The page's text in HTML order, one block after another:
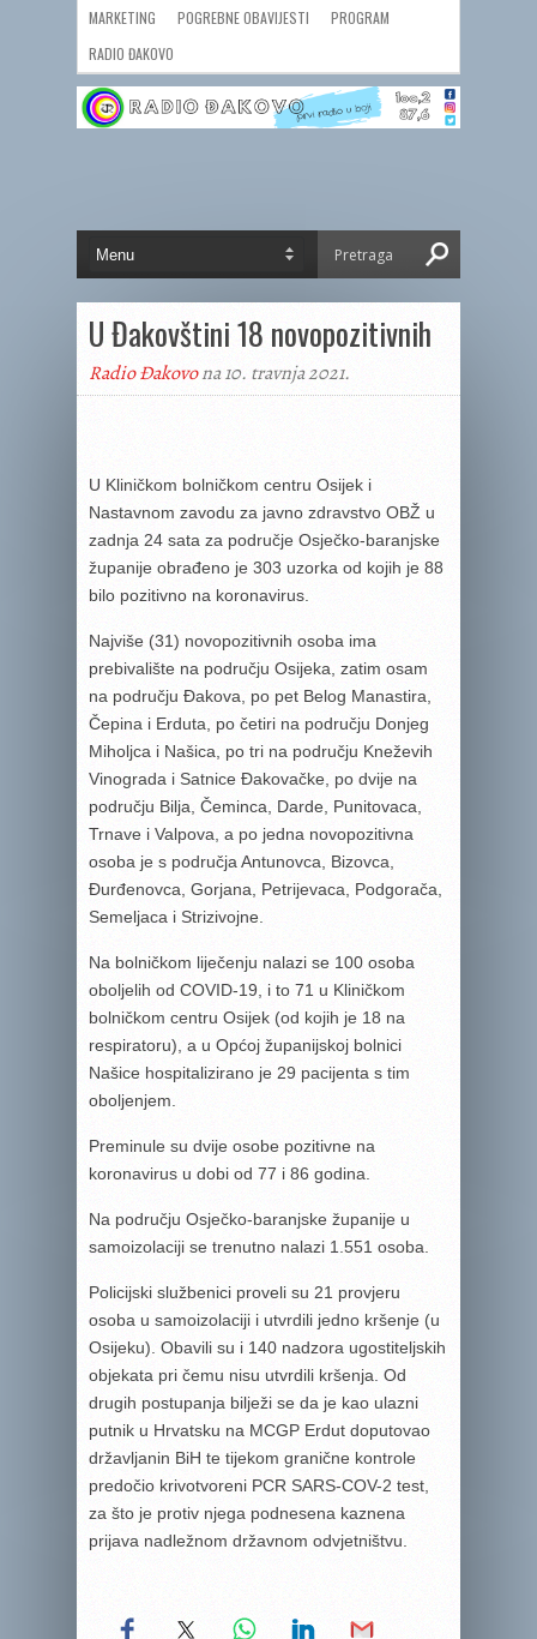
MARKETING POGREBNE OBAVIJESTI
PROGRAM
RADIO ĐAKOVO
U Đakovštini 18 novopozitivnih
Radio Đakovona 10. travnja 2021.
U Kliničkom bolničkom centru Osijek i
Nastavnom zavodu za javno zdravstvo OBŽ u
zadnja 24 sata za područje Osječko-baranjske
županije obrađeno je 303 uzorka od kojih je 88
bilo pozitivno na koronavirus.
Najviše (31) novopozitivnih osoba ima
prebivalište na području Osijeka, zatim osam
na području Đakova, po pet Belog Manastira,
Čepina i Erduta, po četiri na području Donjeg
Miholjca i Našica, po tri na području Kneževih
Vinograda i Satnice Đakovačke, po dvije na
području Bilja, Čeminca, Darde, Punitovaca,
Trnave i Valpova, a po jedna novopozitivna
osoba je s područja Antunovca, Bizovca,
Đurđenovca, Gorjana, Petrijevaca, Podgorača,
Semeljaca i Strizivojne.
Na bolničkom liječenju nalazi se 100 osoba
oboljelih od COVID-19, i to 71 u Kliničkom
bolničkom centru Osijek (od kojih je 18 na
respiratoru), a u Općoj županijskoj bolnici
Našice hospitalizirano je 29 pacijenta s tim
oboljenjem.
Preminule su dvije osobe pozitivne na
koronavirus u dobi od 77 i 86 godina.
Na području Osječko-baranjske županije u
samoizolaciji se trenutno nalazi 1.551 osoba.
Policijski službenici proveli su 21 provjeru
osoba u samoizolaciji i utvrdili jedno kršenje (u
Osijeku). Obavili su i 140 nadzora ugostiteljskih
objekata pri čemu nisu utvrdili kršenja. Od
drugih postupanja bilježi se da je kao ulazni
putnik u Hrvatsku na MCGP Erdut doputovao
državljanin BiH te tijekom granične kontrole
predočio krivotvoreni PCR SARS-COV-2 test,
za što je protiv njega podnesena kaznena
prijava nadležnom državnom odvjetništvu.